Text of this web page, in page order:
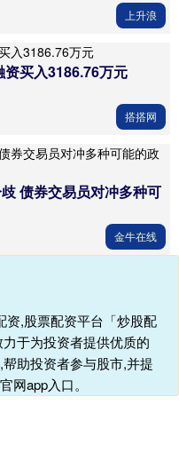
上升浪
买入3186.76万元
搭搭网
债券交易员对冲多种可
金牛在线
资,股票配资平台「炒股配
于为投资者提供优质的
助投资者参与股市,并提
网app入口。